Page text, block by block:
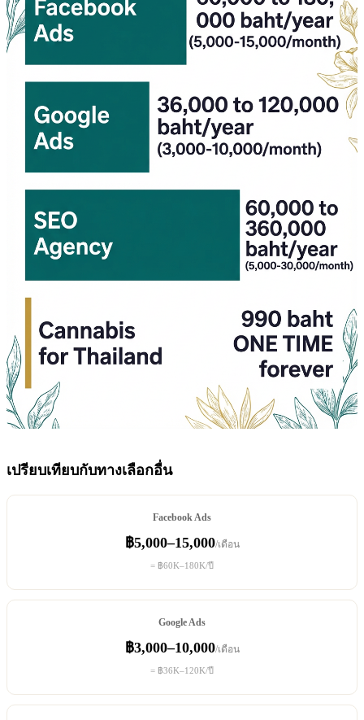
เปรียบเทียบกับทางเลือกอื่น
Facebook Ads
฿5,000–15,000/เดือน
= ฿60K–180K/ปี
Google Ads
฿3,000–10,000/เดือน
= ฿36K–120K/ปี